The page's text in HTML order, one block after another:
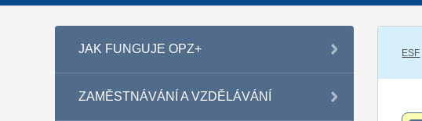
JAK FUNGUJE OPZ+
ZAMĚSTNÁVÁNÍ A VZDĚLÁVÁNÍ
ESF